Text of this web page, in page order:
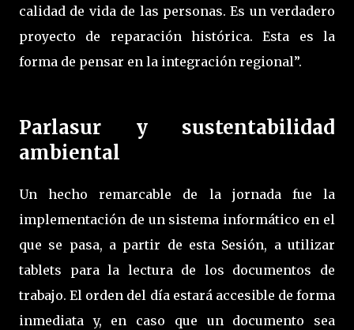
calidad de vida de las personas. Es un verdadero
proyecto de reparación histórica. Esta es la
forma de pensar en la integración regional”.
Parlasur y sustentabilidad
ambiental
Un hecho remarcable de la jornada fue la
implementación de un sistema informático en el
que se pasa, a partir de esta Sesión, a utilizar
tablets para la lectura de los documentos de
trabajo. El orden del día estará accesible de forma
inmediata y, en caso que un documento sea